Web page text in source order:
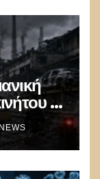
–
και